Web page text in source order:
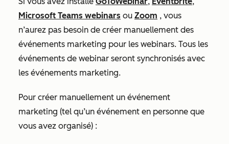
Microsoft Teams webinars ou Zoom , vous
n’aurez pas besoin de créer manuellement des
événements marketing pour les webinars. Tous les
événements de webinar seront synchronisés avec
les événements marketing.
Pour créer manuellement un événement
marketing (tel qu’un événement en personne que
vous avez organisé) :